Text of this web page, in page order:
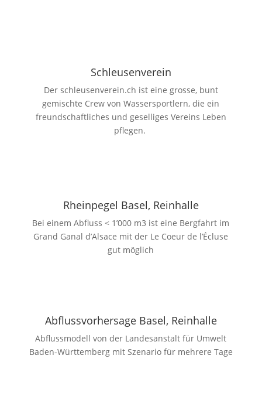
Schleusenverein
Der schleusenverein.ch ist eine grosse, bunt
gemischte Crew von Wassersportlern, die ein
freundschaftliches und geselliges Vereins Leben
pflegen.
Rheinpegel Basel, Reinhalle
Bei einem Abfluss < 1’000 m3 ist eine Bergfahrt im
Grand Ganal d’Alsace mit der Le Coeur de l’Écluse
gut möglich
Abflussvorhersage Basel, Reinhalle
Abflussmodell von der Landesanstalt für Umwelt
Baden-Württemberg mit Szenario für mehrere Tage